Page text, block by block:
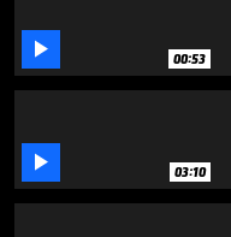
minutes,
seconds
 00:53
 03:10